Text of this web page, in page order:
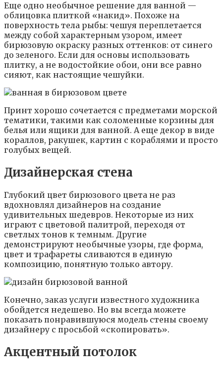
Еще одно необычное решение для ванной —
облицовка плиткой «накид». Похоже на
поверхность тела рыбы: чешуя переплетается
между собой характерным узором, имеет
бирюзовую окраску разных оттенков: от синего
до зеленого. Если для основы использовать
плитку, а не водостойкие обои, они все равно
сияют, как настоящие чешуйки.
Принт хорошо сочетается с предметами морской
тематики, такими как соломенные корзины для
белья или ящики для ванной. А еще декор в виде
кораллов, ракушек, картин с кораблями и просто
голубых вещей.
Дизайнерская стена
Глубокий цвет бирюзового цвета не раз
вдохновлял дизайнеров на создание
удивительных шедевров. Некоторые из них
играют с цветовой палитрой, переходя от
светлых тонов к темным. Другие
демонстрируют необычные узоры, где форма,
цвет и трафареты сливаются в единую
композицию, понятную только автору.
Конечно, заказ услуги известного художника
обойдется недешево. Но вы всегда можете
показать понравившуюся модель стены своему
дизайнеру с просьбой «скопировать».
Акцентный потолок